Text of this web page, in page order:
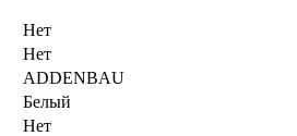
Нет
Нет
ADDENBAU
Белый
Нет